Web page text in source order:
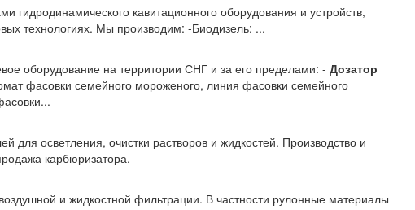
кавитационного оборудования и устройств,
технологиях. Мы производим: -Биодизель: ...
оборудование на территории СНГ и за его пределами: - Дозатор
фасовки семейного мороженого, линия фасовки семейного
для осветления, очистки растворов и жидкостей. Производство и
карбюризатора.
и жидкостной фильтрации. В частности рулонные материалы